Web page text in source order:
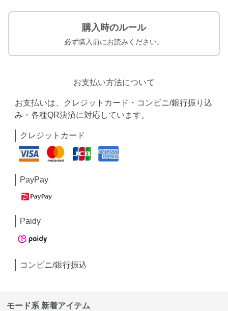
購入時のルール
必ず購入前にお読みください。
お支払い方法について
お支払いは、クレジットカード・コンビニ/銀行振り込
み・各種QR決済に対応しています。
クレジットカード
PayPay
Paidy
コンビニ/銀行振込
モード系 新着アイテム